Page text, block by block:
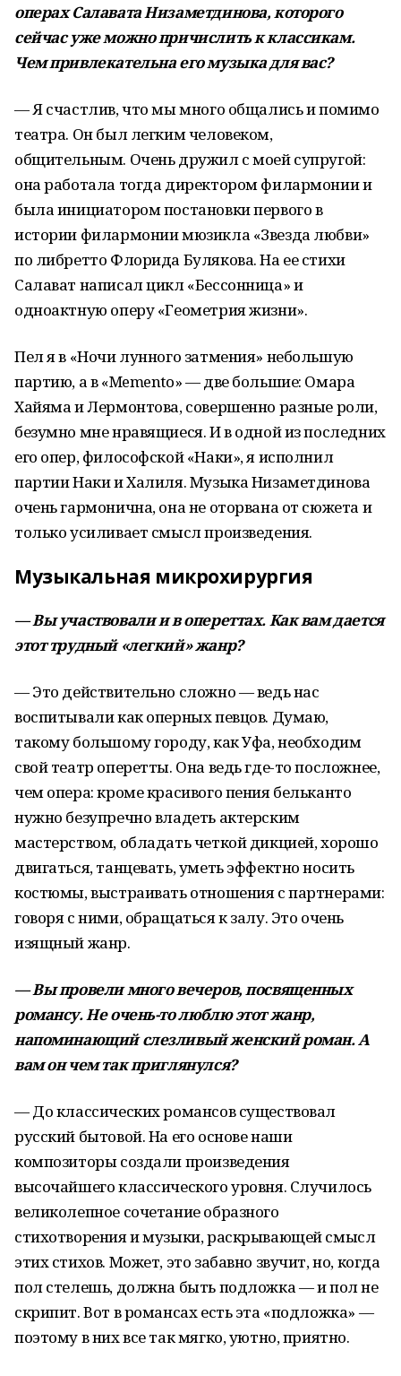
операх Салавата Низаметдинова, которого
сейчас уже можно причислить к классикам.
Чем привлекательна его музыка для вас?
— Я счастлив, что мы много общались и помимо
театра. Он был легким человеком,
общительным. Очень дружил с моей супругой:
она работала тогда директором филармонии и
была инициатором постановки первого в
истории филармонии мюзикла «Звезда любви»
по либретто Флорида Булякова. На ее стихи
Салават написал цикл «Бессонница» и
одноактную оперу «Геометрия жизни».
Пел я в «Ночи лунного затмения» небольшую
партию, а в «Memento» — две большие: Омара
Хайяма и Лермонтова, совершенно разные роли,
безумно мне нравящиеся. И в одной из последних
его опер, философской «Наки», я исполнил
партии Наки и Халиля. Музыка Низаметдинова
очень гармонична, она не оторвана от сюжета и
только усиливает смысл произведения.
Музыкальная микрохирургия
— Вы участвовали и в опереттах. Как вам дается
этот трудный «легкий» жанр?
— Это действительно сложно — ведь нас
воспитывали как оперных певцов. Думаю,
такому большому городу, как Уфа, необходим
свой театр оперетты. Она ведь где-то посложнее,
чем опера: кроме красивого пения бельканто
нужно безупречно владеть актерским
мастерством, обладать четкой дикцией, хорошо
двигаться, танцевать, уметь эффектно носить
костюмы, выстраивать отношения с партнерами:
говоря с ними, обращаться к залу. Это очень
изящный жанр.
— Вы провели много вечеров, посвященных
романсу. Не очень-то люблю этот жанр,
напоминающий слезливый женский роман. А
вам он чем так приглянулся?
— До классических романсов существовал
русский бытовой. На его основе наши
композиторы создали произведения
высочайшего классического уровня. Случилось
великолепное сочетание образного
стихотворения и музыки, раскрывающей смысл
этих стихов. Может, это забавно звучит, но, когда
пол стелешь, должна быть подложка — и пол не
скрипит. Вот в романсах есть эта «подложка» —
поэтому в них все так мягко, уютно, приятно.